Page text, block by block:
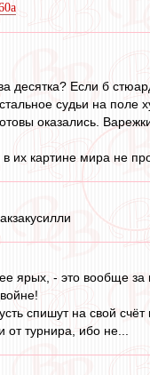
десятка? Если б
судьи на поле
оказались.
их картине мира не
ярых, - это вообще
спишут на свой
от турнира, ибо не...